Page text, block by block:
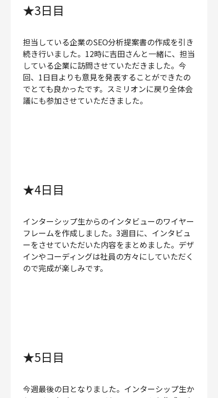
★3日目
担当している企業のSEO分析提案書の作成を引き
続き行いました。12時に吉田さんと一緒に、担当
している企業に訪問させていただきました。今
回、1日目よりも意見を発表することができたの
でとても良かったです。スミリオンに戻り全体会
議にも参加させていただきました。
★4日目
インターシップ生からのインタビューのワイヤー
フレームを作成しました。3週目に、インタビュ
ーをさせていただいた内容をまとめました。デザ
インやコーディングは社員の方々にしていただく
ので完成が楽しみです。
★5日目
今週最後の日となりました。インターシップ生か